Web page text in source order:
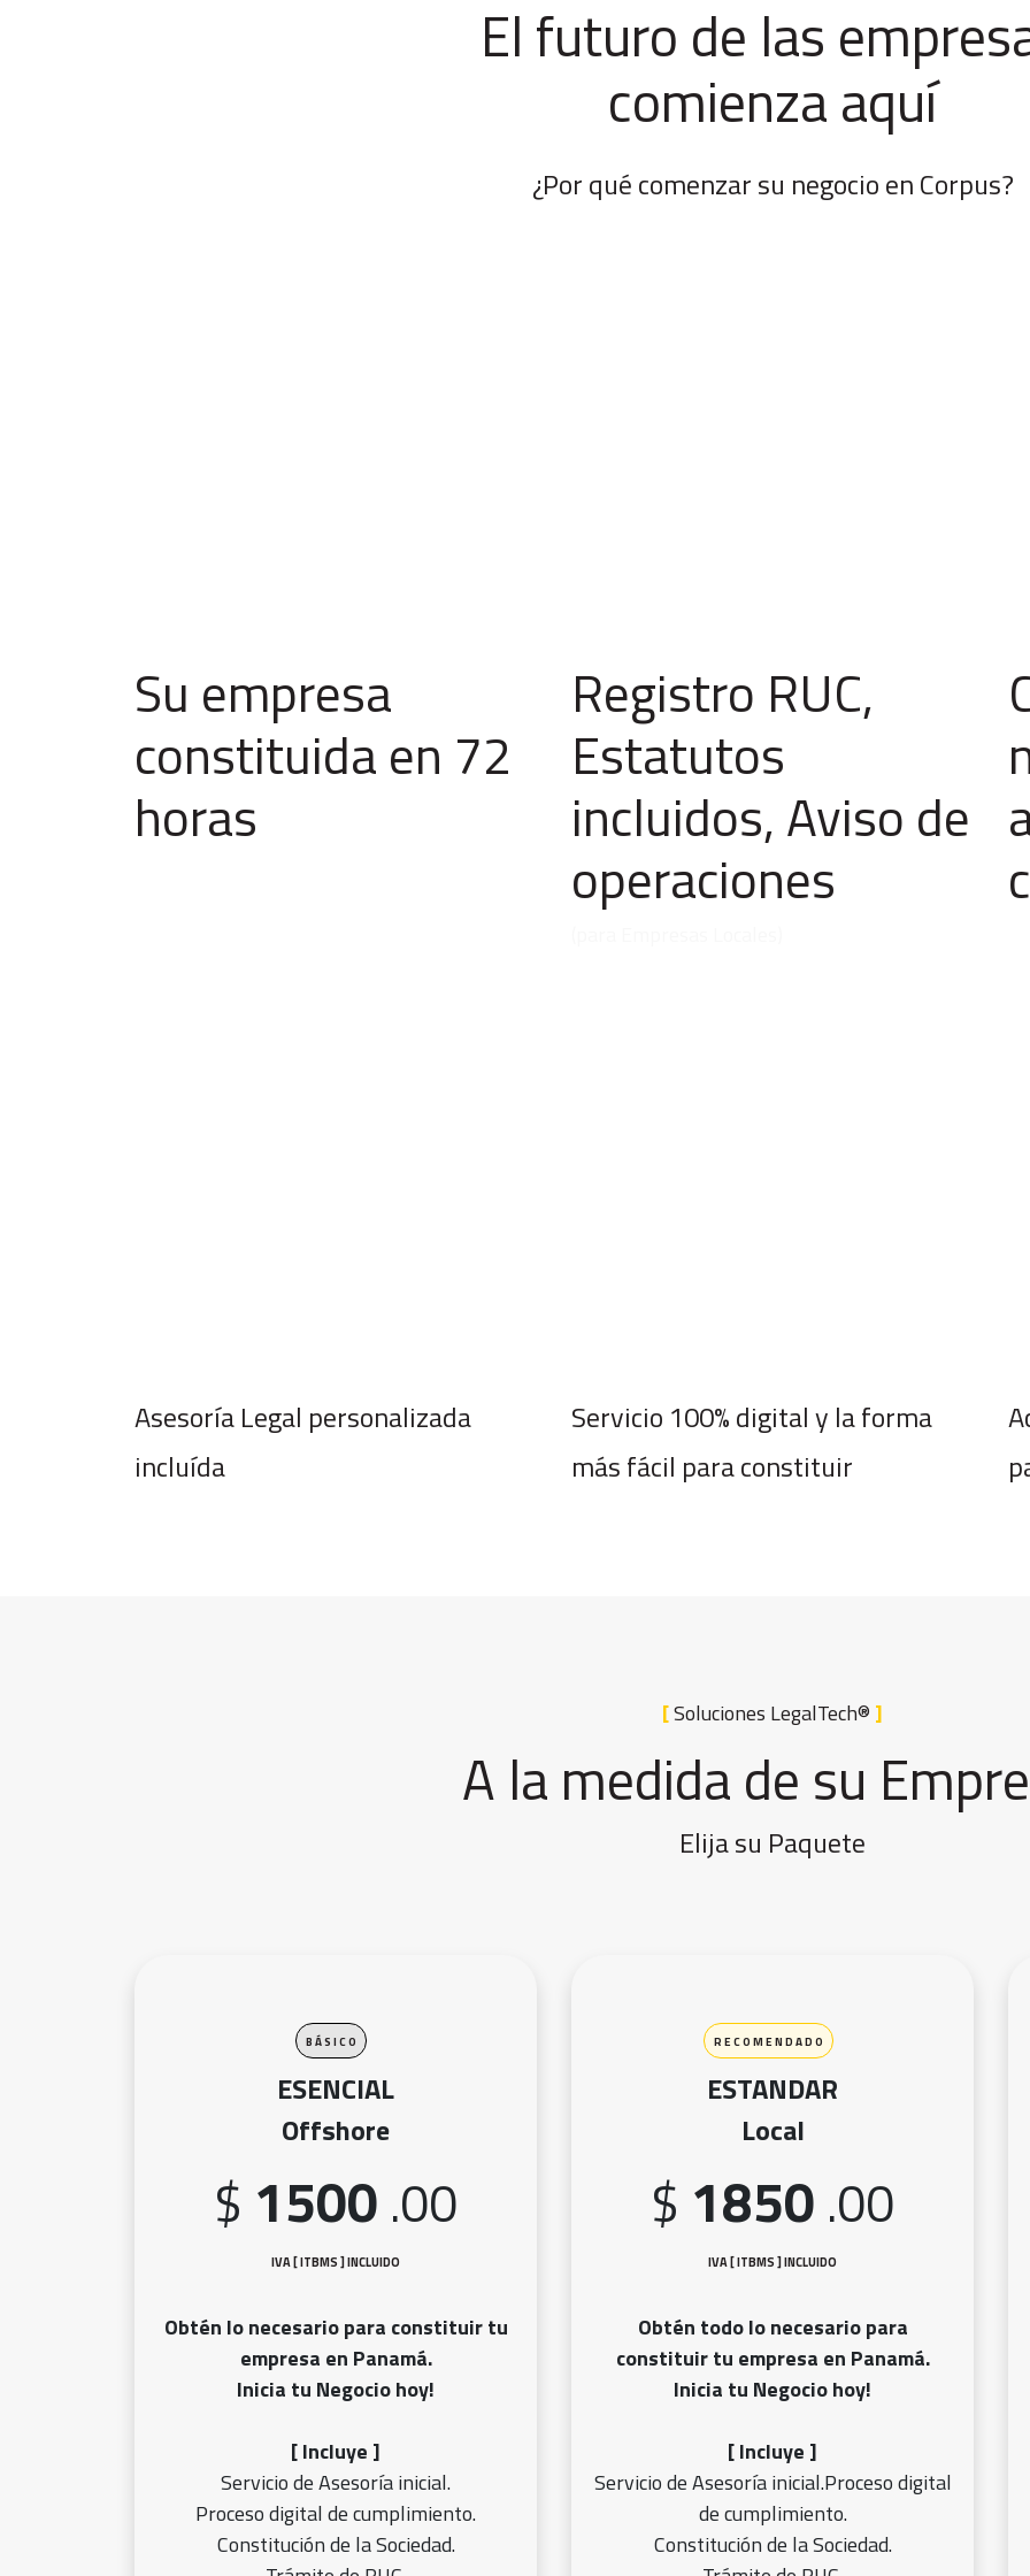
El futuro de las
comienza aquí
¿Por qué comenzar su negocio en Corpus?
Su empresa
constituida en 72
horas
Registro RUC,
Estatutos
incluidos, Aviso de
operaciones
Asesoría Legal personalizada
incluída
Servicio 100% digital y la forma
más fácil para constituir
[Soluciones LegalTech® ]
A la medida de su
Elija su Paquete
B Á S I C O
ESENCIAL
Offshore
$ 1500 .00
IVA [ ITBMS ] INCLUIDO
Obtén lo necesario para constituir tu
empresa en Panamá.
Inicia tu Negocio hoy!
[ Incluye ]
Servicio de Asesoría inicial.
Proceso digital de cumplimiento.
Constitución de la Sociedad.
R E C O M E N D A D O
ESTANDAR
Local
$ 1850 .00
IVA [ ITBMS ] INCLUIDO
Obtén todo lo necesario para
constituir tu empresa en Panamá.
Inicia tu Negocio hoy!
[ Incluye ]
Servicio de Asesoría inicial.Proceso digital
de cumplimiento.
Constitución de la Sociedad.